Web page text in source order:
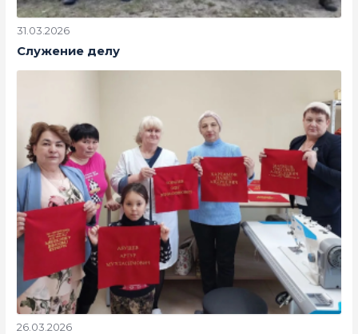
31.03.2026
Служение делу
26.03.2026